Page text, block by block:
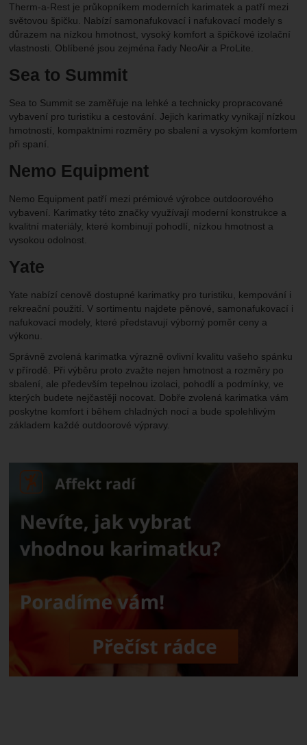
Therm-a-Rest je průkopníkem moderních karimatek a patří mezi
světovou špičku. Nabízí samonafukovací i nafukovací modely s
důrazem na nízkou hmotnost, vysoký komfort a špičkové izolační
vlastnosti. Oblíbené jsou zejména řady NeoAir a ProLite.
Sea to Summit
Sea to Summit se zaměřuje na lehké a technicky propracované
vybavení pro turistiku a cestování. Jejich karimatky vynikají nízkou
hmotností, kompaktními rozměry po sbalení a vysokým komfortem
při spaní.
Nemo Equipment
Nemo Equipment patří mezi prémiové výrobce outdoorového
vybavení. Karimatky této značky využívají moderní konstrukce a
kvalitní materiály, které kombinují pohodlí, nízkou hmotnost a
vysokou odolnost.
Yate
Yate nabízí cenově dostupné karimatky pro turistiku, kempování i
rekreační použití. V sortimentu najdete pěnové, samonafukovací i
nafukovací modely, které představují výborný poměr ceny a
výkonu.
Správně zvolená karimatka výrazně ovlivní kvalitu vašeho spánku
v přírodě. Při výběru proto zvažte nejen hmotnost a rozměry po
sbalení, ale především tepelnou izolaci, pohodlí a podmínky, ve
kterých budete nejčastěji nocovat. Dobře zvolená karimatka vám
poskytne komfort i během chladných nocí a bude spolehlivým
základem každé outdoorové výpravy.